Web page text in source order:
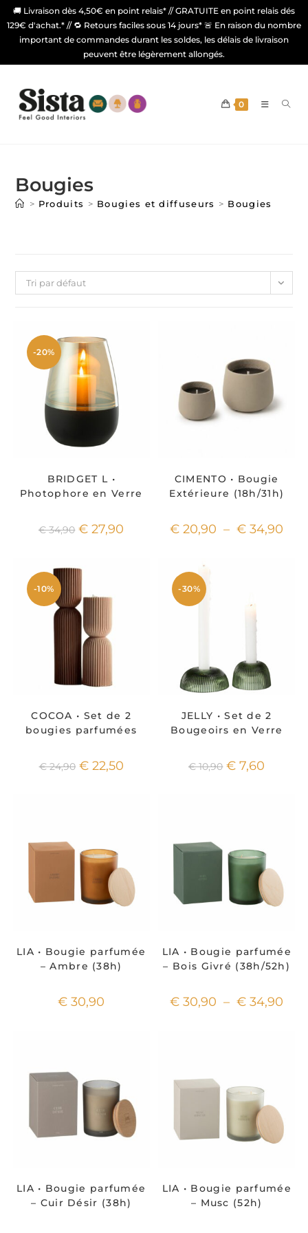
🚚 Livraison dès 4,50€ en point relais* // GRATUITE en point relais dés
129€ d'achat.* // 🔁 Retours faciles sous 14 jours* 🚨 En raison du nombre
important de commandes durant les soldes, les délais de livraison
peuvent être légèrement allongés.
0
Bougies
> Produits > Bougies et diffuseurs > Bougies
Tri par défaut
-20%
BRIDGET L •
Photophore en Verre
€34,90 € 27,90
CIMENTO • Bougie
Extérieure (18h/31h)
€ 20,90 – € 34,90
-10%
COCOA • Set de 2
bougies parfumées
€24,90 €22,50
-30%
JELLY • Set de 2
Bougeoirs en Verre
€10,90 € 7,60
LIA • Bougie parfumée
– Ambre (38h)
€ 30,90
LIA • Bougie parfumée
– Bois Givré (38h/52h)
€ 30,90 – € 34,90
LIA • Bougie parfumée
– Cuir Désir (38h)
LIA • Bougie parfumée
– Musc (52h)